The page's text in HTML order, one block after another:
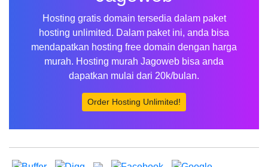
Hosting gratis domain tersedia dalam paket
hosting unlimited. Dalam paket ini, anda bisa
mendapatkan hosting free domain dengan harga
murah. Hosting murah Jagoweb bisa anda
dapatkan mulai dari 20k/bulan.
Order Hosting Unlimited!